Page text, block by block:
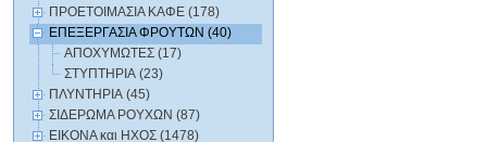
ΠΡΟΕΤΟΙΜΑΣΙΑ ΚΑΦΕ (178)
ΕΠΕΞΕΡΓΑΣΙΑ ΦΡΟΥΤΩΝ (40)
ΑΠΟΧΥΜΩΤΕΣ (17)
ΣΤΥΠΤΗΡΙΑ (23)
ΠΛΥΝΤΗΡΙΑ (45)
ΣΙΔΕΡΩΜΑ ΡΟΥΧΩΝ (87)
ΕΙΚΟΝΑ και ΗΧΟΣ (1478)